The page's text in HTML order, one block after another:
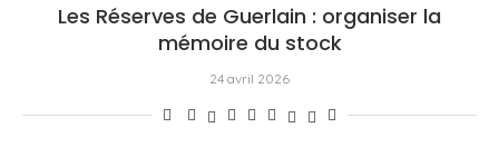
Les Réserves de Guerlain : organiser la
mémoire du stock
24 avril 2026